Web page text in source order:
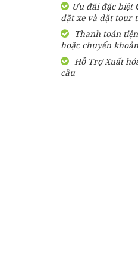
Giá từ:
~
Ưu đãi đặc biệt
đặt xe và đặt tour
Thanh toán
hoặc chuyển khoản
Hỗ Trợ Xuất
cầu